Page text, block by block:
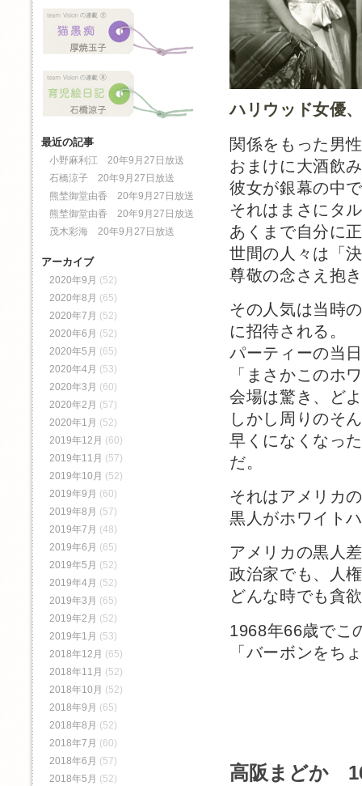
ハリウッド女優
関係をもった男
おまけに大酒飲
彼女が銀幕の中
それはまさにタ
あくまで自分に
世間の人々は「
尊敬の念さえ抱
その人気は当時
に招待される。
パーティーの当
「まさかこのホ
会場は驚き、ど
しかし周りのそ
早くになくなっ
だ。
それはアメリカ
黒人がホワイト
アメリカの黒人
政治家でも、人
どんな時でも貪
1968年66歳でこ
「バーボンをち
高阪まどか
最近の記事
小野麻利江 20年9月27日放送
石橋涼子 20年9月27日放送
熊埜御堂由香 20年9月27日放送
熊埜御堂由香 20年9月27日放送
茂木彩海 20年9月27日放送
アーカイブ
2020年9月 (52)
2020年8月 (65)
2020年7月 (52)
2020年6月 (52)
2020年5月 (65)
2020年4月 (53)
2020年3月 (60)
2020年2月 (57)
2020年1月 (52)
2019年12月 (60)
2019年11月 (57)
2019年10月 (52)
2019年9月 (60)
2019年8月 (57)
2019年7月 (48)
2019年6月 (65)
2019年5月 (52)
2019年4月 (52)
2019年3月 (65)
2019年2月 (52)
2019年1月 (53)
2018年12月 (65)
2018年11月 (52)
2018年10月 (52)
2018年9月 (65)
2018年8月 (52)
2018年7月 (60)
2018年6月 (57)
2018年5月 (52)